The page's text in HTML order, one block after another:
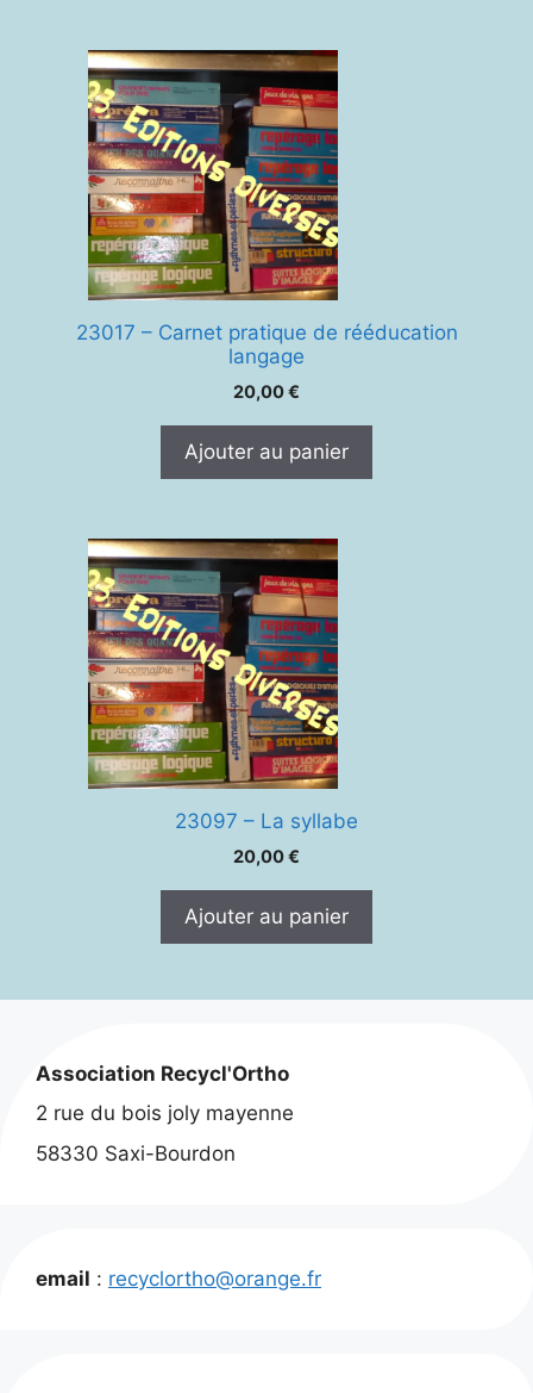
23017 – Carnet pratique de rééducation
langage
20,00€
Ajouter au panier
23097 – La syllabe
20,00€
Ajouter au panier
Association Recycl'Ortho
2 rue du bois joly mayenne
58330 Saxi-Bourdon
email : recyclortho@orange.fr